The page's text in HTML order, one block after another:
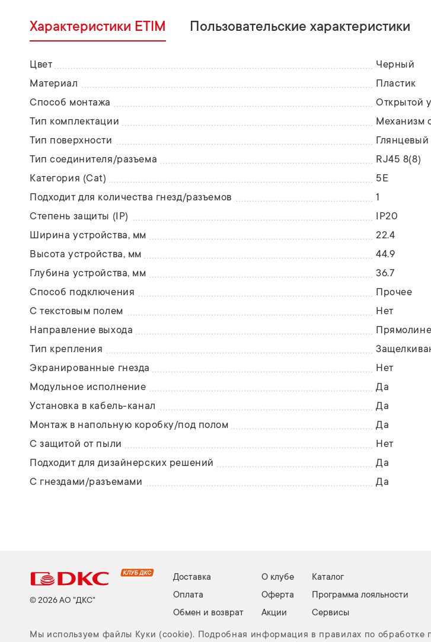
Характеристики ETIM Пользовательские характеристики
Цвет
Черный
Материал
Пластик
Способ монтажа
Открытой
Тип комплектации
Механизм
Тип поверхности
Глянцевый
Тип соединителя/разъема
RJ45 8(8)
Категория (Cat)
5E
Подходит для количества гнезд/разъемов
1
Степень защиты (IP)
IP20
Ширина устройства, мм
22.4
Высота устройства, мм
44.9
Глубина устройства, мм
36.7
Способ подключения
Прочее
С текстовым полем
Нет
Направление выхода
Тип крепления
Экранированные гнезда
Нет
Модульное исполнение
Да
Установка в кабель-канал
Да
Монтаж в напольную коробку/под полом
Да
С защитой от пыли
Нет
Подходит для дизайнерских решений
Да
С гнездами/разъемами
Да
© 2026 АО "ДКС"
Доставка
Оплата
Обмен и возврат
О клубе
Оферта
Акции
Каталог
Программа лояльности
Сервисы
Мы используем файлы Куки (cookie). Подробная информация в правилах по обработке